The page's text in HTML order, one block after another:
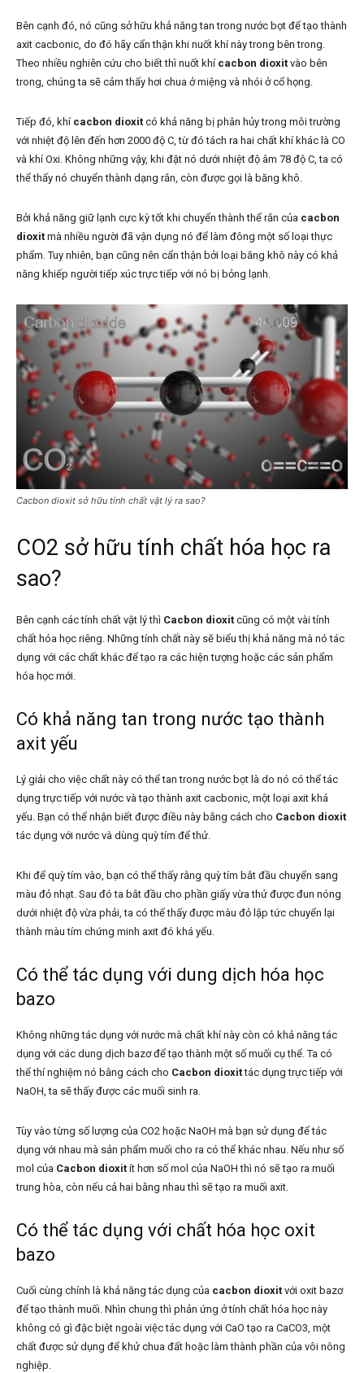
Bên cạnh đó, nó cũng sở hữu khả năng tan trong nước bọt để tạo thành
axit cacbonic, do đó hãy cẩn thận khi nuốt khí này trong bên trong.
Theo nhiều nghiên cứu cho biết thì nuốt khí cacbon dioxit vào bên
trong, chúng ta sẽ cảm thấy hơi chua ở miệng và nhói ở cổ họng.
Tiếp đó, khí cacbon dioxit có khả năng bị phân hủy trong môi trường
với nhiệt độ lên đến hơn 2000 độ C, từ đó tách ra hai chất khí khác là CO
và khí Oxi. Không những vậy, khi đặt nó dưới nhiệt độ âm 78 độ C, ta có
thể thấy nó chuyển thành dạng rắn, còn được gọi là băng khô.
Bởi khả năng giữ lạnh cực kỳ tốt khi chuyển thành thể rắn của cacbon
dioxit mà nhiều người đã vận dụng nó để làm đông một số loại thực
phẩm. Tuy nhiên, bạn cũng nên cẩn thận bởi loại băng khô này có khả
năng khiếp người tiếp xúc trực tiếp với nó bị bỏng lạnh.
Cacbon dioxit sở hữu tính chất vật lý ra sao?
CO2 sở hữu tính chất hóa học ra
sao?
Bên cạnh các tính chất vật lý thì Cacbon dioxit cũng có một vài tính
chất hóa học riêng. Những tính chất này sẽ biểu thị khả năng mà nó tác
dụng với các chất khác để tạo ra các hiện tượng hoặc các sản phẩm
hóa học mới.
Có khả năng tan trong nước tạo thành
axit yếu
Lý giải cho việc chất này có thể tan trong nước bọt là do nó có thể tác
dụng trực tiếp với nước và tạo thành axit cacbonic, một loại axit khá
yếu. Bạn có thể nhận biết được điều này bằng cách cho Cacbon dioxit
tác dụng với nước và dùng quỳ tím để thử.
Khi để quỳ tím vào, bạn có thể thấy rằng quỳ tím bắt đầu chuyển sang
màu đỏ nhạt. Sau đó ta bắt đầu cho phần giấy vừa thử được đun nóng
dưới nhiệt độ vừa phải, ta có thể thấy được màu đỏ lập tức chuyển lại
thành màu tím chứng minh axit đó khá yếu.
Có thể tác dụng với dung dịch hóa học
bazo
Không những tác dụng với nước mà chất khí này còn có khả năng tác
dụng với các dung dịch bazơ để tạo thành một số muối cụ thể. Ta có
thể thí nghiệm nó bằng cách cho Cacbon dioxittác dụng trực tiếp với
NaOH, ta sẽ thấy được các muối sinh ra.
Tùy vào từng số lượng của CO2 hoặc NaOH mà bạn sử dụng để tác
dụng với nhau mà sản phẩm muối cho ra có thể khác nhau. Nếu như số
mol của Cacbon dioxit ít hơn số mol của NaOH thì nó sẽ tạo ra muối
trung hòa, còn nếu cả hai bằng nhau thì sẽ tạo ra muối axit.
Có thể tác dụng với chất hóa học oxit
bazo
Cuối cùng chính là khả năng tác dụng của cacbon dioxit với oxit bazơ
để tạo thành muối. Nhìn chung thì phản ứng ở tính chất hóa học này
không có gì đặc biệt ngoài việc tác dụng với CaO tạo ra CaCO3, một
chất được sử dụng để khử chua đất hoặc làm thành phần của vôi nông
nghiệp.